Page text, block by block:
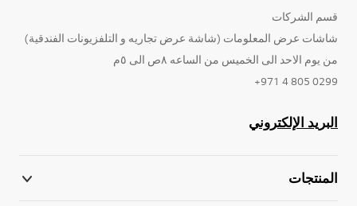
قسم الشركات
شاشات عرض المعلومات (شاشة عرض تجاريه و التلفزيونات الفندقية)
من يوم الاحد الى الخميس من الساعه ٨ص الى ٥م
0299 805 4 971+
البريد الإلكتروني
المنتجات